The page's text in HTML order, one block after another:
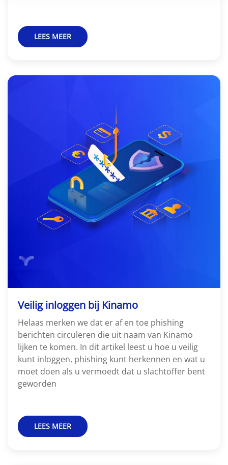
LEES MEER
Veilig inloggen bij Kinamo
Helaas merken we dat er af en toe phishing
berichten circuleren die uit naam van Kinamo
lijken te komen. In dit artikel leest u hoe u veilig
kunt inloggen, phishing kunt herkennen en wat u
moet doen als u vermoedt dat u slachtoffer bent
geworden
LEES MEER